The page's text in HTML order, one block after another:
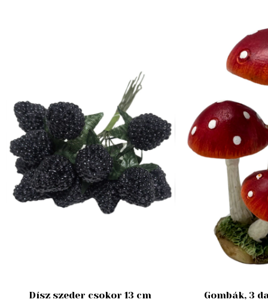
Dísz szeder csokor 13 cm Gombák, 3